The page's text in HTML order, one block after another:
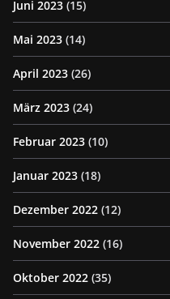
Juni 2023 (15)
Mai 2023 (14)
April 2023 (26)
März 2023 (24)
Februar 2023 (10)
Januar 2023 (18)
Dezember 2022 (12)
November 2022 (16)
Oktober 2022 (35)